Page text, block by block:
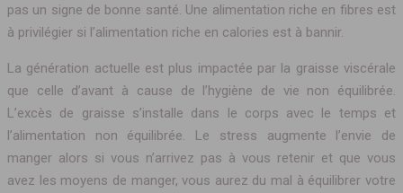
pas un signe de bonne santé. Une alimentation riche en fibres est
à privilégier si l’alimentation riche en calories est à bannir.
La génération actuelle est plus impactée par la graisse viscérale
que celle d’avant à cause de l’hygiène de vie non équilibrée.
L’excès de graisse s’installe dans le corps avec le temps et
l’alimentation non équilibrée. Le stress augmente l’envie de
manger alors si vous n’arrivez pas à vous retenir et que vous
avez les moyens de manger, vous aurez du mal à équilibrer votre